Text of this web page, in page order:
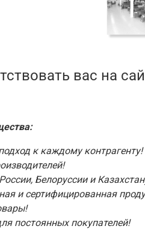
вас на
к каждому контрагенту!
Белоруссии и
и сертифицированная
постоянных покупателей!